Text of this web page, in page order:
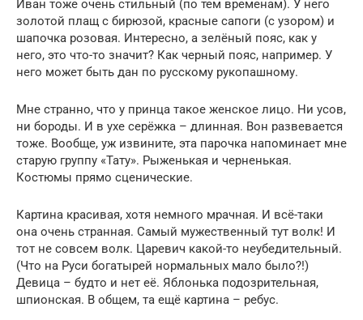
Иван тоже очень стильный (по тем временам). У него
золотой плащ с бирюзой, красные сапоги (с узором) и
шапочка розовая. Интересно, а зелёный пояс, как у
него, это что-то значит? Как черный пояс, например. У
него может быть дан по русскому рукопашному.
Мне странно, что у принца такое женское лицо. Ни усов,
ни бороды. И в ухе серёжка – длинная. Вон развевается
тоже. Вообще, уж извините, эта парочка напоминает мне
старую группу «Тату». Рыженькая и черненькая.
Костюмы прямо сценические.
Картина красивая, хотя немного мрачная. И всё-таки
она очень странная. Самый мужественный тут волк! И
тот не совсем волк. Царевич какой-то неубедительный.
(Что на Руси богатырей нормальных мало было?!)
Девица – будто и нет её. Яблонька подозрительная,
шпионская. В общем, та ещё картина – ребус.